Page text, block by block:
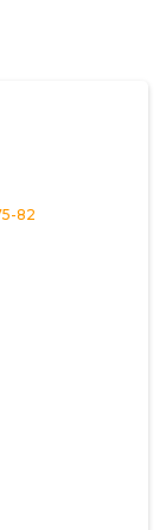
82